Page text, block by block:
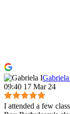
09:40 17 Mar 24
I attended a few